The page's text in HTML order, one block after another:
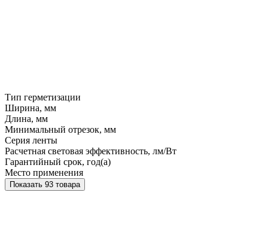
Тип герметизации
Ширина, мм
Длина, мм
Минимальный отрезок, мм
Серия ленты
Расчетная световая эффективность, лм/Вт
Гарантийный срок, год(а)
Место применения
Показать 93 товара